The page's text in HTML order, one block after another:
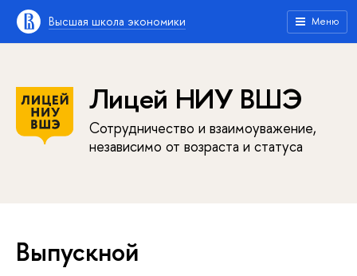
Высшая школа экономики Меню
Лицей НИУ ВШЭ
Сотрудничество и взаимоуважение,
независимо от возраста и статуса
Выпускной